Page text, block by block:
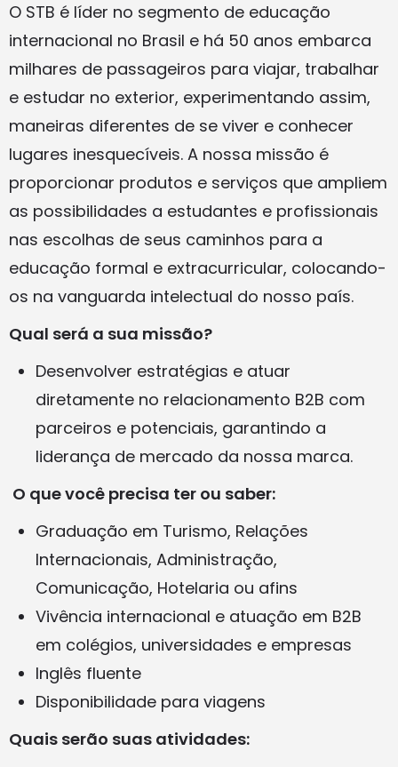
O STB é líder no segmento de educação
internacional no Brasil e há 50 anos embarca
milhares de passageiros para viajar, trabalhar
e estudar no exterior, experimentando assim,
maneiras diferentes de se viver e conhecer
lugares inesquecíveis. A nossa missão é
proporcionar produtos e serviços que ampliem
as possibilidades a estudantes e profissionais
nas escolhas de seus caminhos para a
educação formal e extracurricular, colocando-
os na vanguarda intelectual do nosso país.
Qual será a sua missão?
Desenvolver estratégias e atuar
diretamente no relacionamento B2B com
parceiros e potenciais, garantindo a
liderança de mercado da nossa marca.
O que você precisa ter ou saber:
Graduação em Turismo, Relações
Internacionais, Administração,
Comunicação, Hotelaria ou afins
Vivência internacional e atuação em B2B
em colégios, universidades e empresas
Inglês fluente
Disponibilidade para viagens
Quais serão suas atividades: